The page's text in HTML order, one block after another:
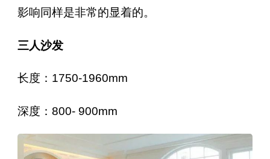
影响同样是非常的显着的。
三人沙发
长度：1750-1960mm
深度：800- 900mm